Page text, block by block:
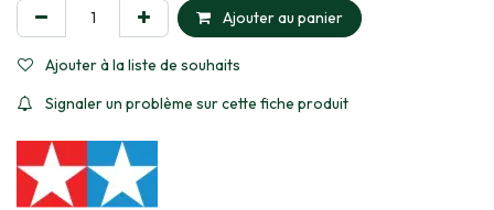
Ajouter au panier
Ajouter à la liste de souhaits
Signaler un problème sur cette fiche produit